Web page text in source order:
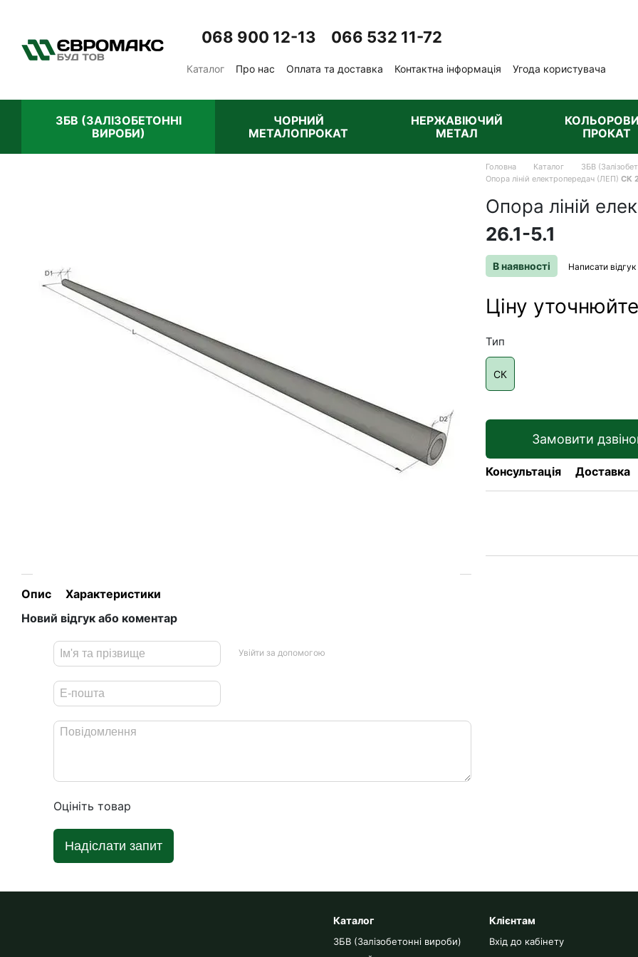
068 900 12-13 066 532 11-72
Каталог Про нас Оплата та доставка Контактна інформація
Угода користувача
ЗБВ (ЗАЛІЗОБЕТОННІ
ВИРОБИ)
ЧОРНИЙ
МЕТАЛОПРОКАТ
НЕРЖАВІЮЧИЙ
МЕТАЛ
ПРОКАТ
Опис
Характеристики
Новий відгук або коментар
Увійти за допомогою
Оцініть товар
Надіслати запит
Головна Каталог ЗБВ
Опора ліній електропередач (ЛЕП) СК
Опора ліній
26.1-5.1
В наявності Написати відгук
Ціну уточнюйте
Тип
СК
Замовити
Консультація Доставка
Каталог
ЗБВ (Залізобетонні вироби)
Клієнтам
Вхід до кабінету